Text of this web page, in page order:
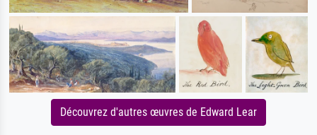
Découvrez d'autres œuvres de Edward Lear